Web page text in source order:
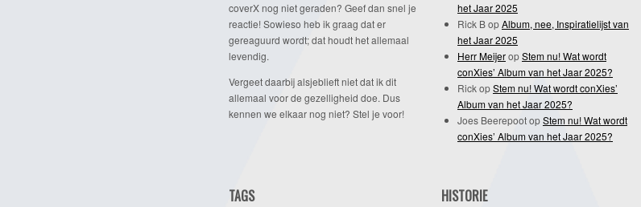
coverX nog niet geraden? Geef dan snel je
reactie! Sowieso heb ik graag dat er
gereaguurd wordt; dat houdt het allemaal
levendig.
Vergeet daarbij alsjeblieft niet dat ik dit
allemaal voor de gezelligheid doe. Dus
kennen we elkaar nog niet? Stel je voor!
het Jaar 2025
Rick BopAlbum, nee, Inspiratielijst van
het Jaar 2025
Herr MeijeropStem nu! Wat wordt
conXies’ Album van het Jaar 2025?
RickopStem nu! Wat wordt conXies’
Album van het Jaar 2025?
Joes BeerepootopStem nu! Wat wordt
conXies’ Album van het Jaar 2025?
TAGS HISTORIE